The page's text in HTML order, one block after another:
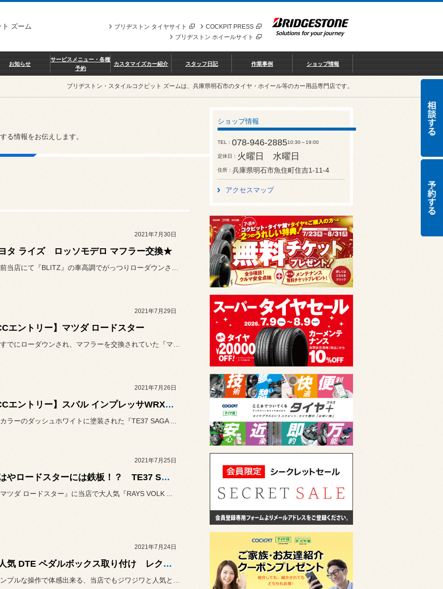
ズーム COCKPIT PRESS
ブリヂストン タイヤサイト
ブリヂストン ホイールサイト
お知らせ
サービスメニュー・各種
予約
カスタマイズカー紹介 スタッフ日記 作業事例 ショップ情報
ブリヂストン・スタイルコクピット ズームは、兵庫県明石市のタイヤ・ホイール等のカー用品専門店です。
る情報をお伝えします。
2021年7月30日
タ ライズ ロッソモデロ マフラー交換★
2021年7月29日
エントリー】マツダ ロードスター
2021年7月26日
【CCCエントリー】スバル インプレッサWRX STI
ラーのダッシュホワイトに塗装された『TE37 SAGA ...
2021年7月25日
★もはやロードスターには鉄板！？ TE37 SONIC SL装着★
ツダ ロードスター』に当店で大人気『RAYS VOLK ...
2021年7月24日
★大人気 DTE ペダルボックス取り付け レクサス RC Fスポーツ★
ショップ情報
TEL 078-946-288510:30～19:00
定休日 火曜日 水曜日
住所 兵庫県明石市魚住町住吉1-11-4
アクセスマップ